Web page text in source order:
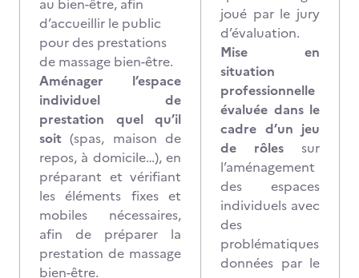
au bien-être, afin
d’accueillir le public
pour des prestations
de massage bien-être.
Aménager l’espace
individuel de
prestation quel qu’il
soit (spas, maison de
repos, à domicile…), en
préparant et vérifiant
les éléments fixes et
mobiles nécessaires,
afin de préparer la
prestation de massage
bien-être.
joué par le jury
d’évaluation.
Mise en
situation
professionnelle
évaluée dans le
cadre d’un jeu
de rôles sur
l’aménagement
des espaces
individuels avec
des
problématiques
données par le